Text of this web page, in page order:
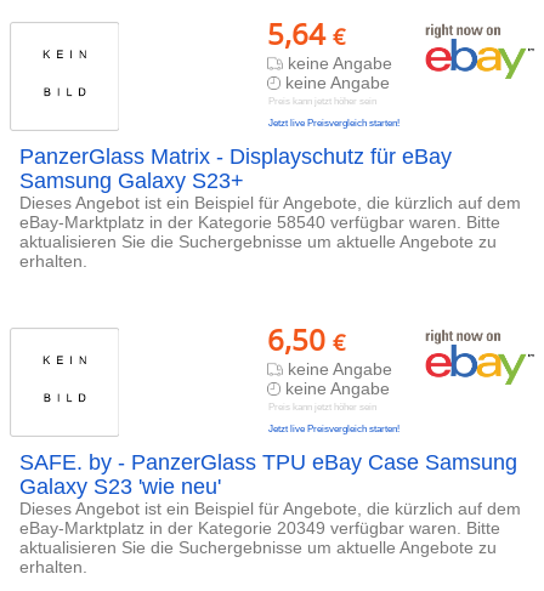
5,64 €
keine Angabe
keine Angabe
Preis kann jetzt höher sein
Jetzt live Preisvergleich starten!
PanzerGlass Matrix - Displayschutz für eBay
Samsung Galaxy S23+
Dieses Angebot ist ein Beispiel für Angebote, die kürzlich auf dem
eBay-Marktplatz in der Kategorie 58540 verfügbar waren. Bitte
aktualisieren Sie die Suchergebnisse um aktuelle Angebote zu
erhalten.
6,50 €
keine Angabe
keine Angabe
Preis kann jetzt höher sein
Jetzt live Preisvergleich starten!
SAFE. by - PanzerGlass TPU eBay Case Samsung
Galaxy S23 'wie neu'
Dieses Angebot ist ein Beispiel für Angebote, die kürzlich auf dem
eBay-Marktplatz in der Kategorie 20349 verfügbar waren. Bitte
aktualisieren Sie die Suchergebnisse um aktuelle Angebote zu
erhalten.